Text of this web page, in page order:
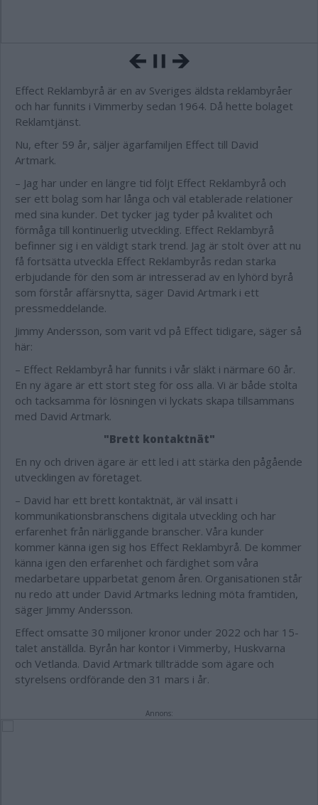
Effect Reklambyrå är en av Sveriges äldsta reklambyråer
och har funnits i Vimmerby sedan 1964. Då hette bolaget
Reklamtjänst.
Nu, efter 59 år, säljer ägarfamiljen Effect till David
Artmark.
– Jag har under en längre tid följt Effect Reklambyrå och
ser ett bolag som har långa och väl etablerade relationer
med sina kunder. Det tycker jag tyder på kvalitet och
förmåga till kontinuerlig utveckling. Effect Reklambyrå
befinner sig i en väldigt stark trend. Jag är stolt över att nu
få fortsätta utveckla Effect Reklambyrås redan starka
erbjudande för den som är intresserad av en lyhörd byrå
som förstår affärsnytta, säger David Artmark i ett
pressmeddelande.
Jimmy Andersson, som varit vd på Effect tidigare, säger så
här:
– Effect Reklambyrå har funnits i vår släkt i närmare 60 år.
En ny ägare är ett stort steg för oss alla. Vi är både stolta
och tacksamma för lösningen vi lyckats skapa tillsammans
med David Artmark.
"Brett kontaktnät"
En ny och driven ägare är ett led i att stärka den pågående
utvecklingen av företaget.
– David har ett brett kontaktnät, är väl insatt i
kommunikationsbranschens digitala utveckling och har
erfarenhet från närliggande branscher. Våra kunder
kommer känna igen sig hos Effect Reklambyrå. De kommer
känna igen den erfarenhet och färdighet som våra
medarbetare upparbetat genom åren. Organisationen står
nu redo att under David Artmarks ledning möta framtiden,
säger Jimmy Andersson.
Effect omsatte 30 miljoner kronor under 2022 och har 15-
talet anställda. Byrån har kontor i Vimmerby, Huskvarna
och Vetlanda. David Artmark tillträdde som ägare och
styrelsens ordförande den 31 mars i år.
Annons: